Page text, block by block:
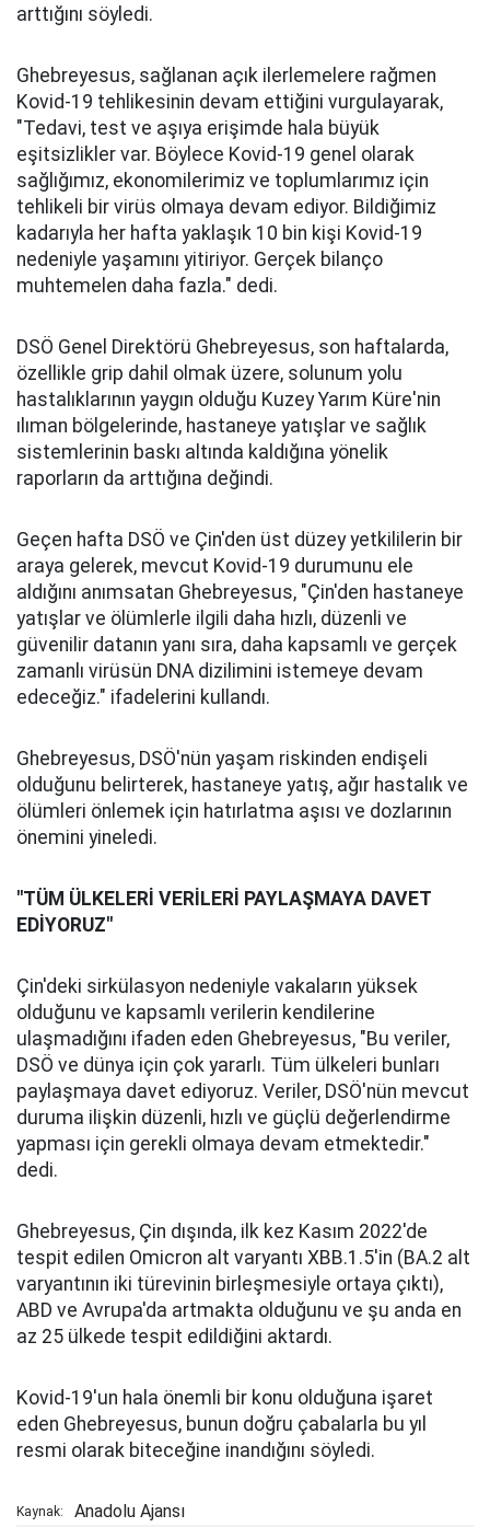
arttığını söyledi.
Ghebreyesus, sağlanan açık ilerlemelere rağmen
Kovid-19 tehlikesinin devam ettiğini vurgulayarak,
"Tedavi, test ve aşıya erişimde hala büyük
eşitsizlikler var. Böylece Kovid-19 genel olarak
sağlığımız, ekonomilerimiz ve toplumlarımız için
tehlikeli bir virüs olmaya devam ediyor. Bildiğimiz
kadarıyla her hafta yaklaşık 10 bin kişi Kovid-19
nedeniyle yaşamını yitiriyor. Gerçek bilanço
muhtemelen daha fazla." dedi.
DSÖ Genel Direktörü Ghebreyesus, son haftalarda,
özellikle grip dahil olmak üzere, solunum yolu
hastalıklarının yaygın olduğu Kuzey Yarım Küre'nin
ılıman bölgelerinde, hastaneye yatışlar ve sağlık
sistemlerinin baskı altında kaldığına yönelik
raporların da arttığına değindi.
Geçen hafta DSÖ ve Çin'den üst düzey yetkililerin bir
araya gelerek, mevcut Kovid-19 durumunu ele
aldığını anımsatan Ghebreyesus, "Çin'den hastaneye
yatışlar ve ölümlerle ilgili daha hızlı, düzenli ve
güvenilir datanın yanı sıra, daha kapsamlı ve gerçek
zamanlı virüsün DNA dizilimini istemeye devam
edeceğiz." ifadelerini kullandı.
Ghebreyesus, DSÖ'nün yaşam riskinden endişeli
olduğunu belirterek, hastaneye yatış, ağır hastalık ve
ölümleri önlemek için hatırlatma aşısı ve dozlarının
önemini yineledi.
"TÜM ÜLKELERİ VERİLERİ PAYLAŞMAYA DAVET
EDİYORUZ"
Çin'deki sirkülasyon nedeniyle vakaların yüksek
olduğunu ve kapsamlı verilerin kendilerine
ulaşmadığını ifaden eden Ghebreyesus, "Bu veriler,
DSÖ ve dünya için çok yararlı. Tüm ülkeleri bunları
paylaşmaya davet ediyoruz. Veriler, DSÖ'nün mevcut
duruma ilişkin düzenli, hızlı ve güçlü değerlendirme
yapması için gerekli olmaya devam etmektedir."
dedi.
Ghebreyesus, Çin dışında, ilk kez Kasım 2022'de
tespit edilen Omicron alt varyantı XBB.1.5'in (BA.2 alt
varyantının iki türevinin birleşmesiyle ortaya çıktı),
ABD ve Avrupa'da artmakta olduğunu ve şu anda en
az 25 ülkede tespit edildiğini aktardı.
Kovid-19'un hala önemli bir konu olduğuna işaret
eden Ghebreyesus, bunun doğru çabalarla bu yıl
resmi olarak biteceğine inandığını söyledi.
Kaynak: Anadolu Ajansı